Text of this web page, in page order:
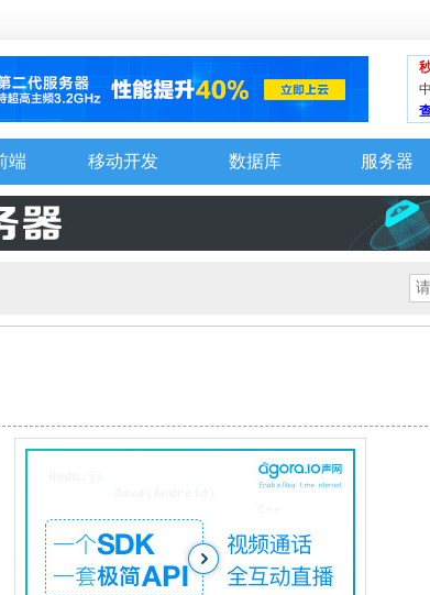
端 移动开发 数据库 服务器